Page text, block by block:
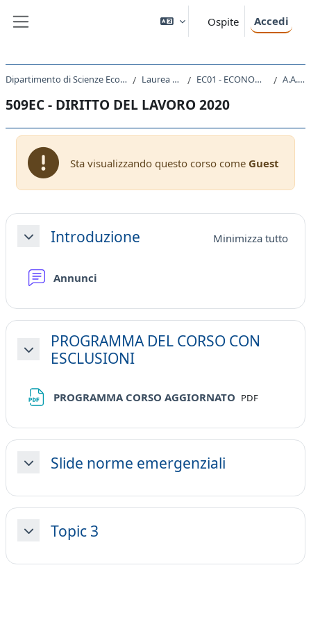
Ospite Accedi
Dipartimento di Scienze Economiche, Aziendali, Matematiche e Statistiche Laurea triennale (DM270) EC01 - ECONOMIA E GESTIONE AZIENDALE A.A. 2020 - 2021
509EC - DIRITTO DEL LAVORO 2020
Sta visualizzando questo corso come Guest
Schema della sezione
MinimizzaIntroduzione Minimizza tutto
Annunci
Minimizza
PROGRAMMA DEL CORSO CON
ESCLUSIONI
PROGRAMMA CORSO AGGIORNATO File
PDF
MinimizzaSlide norme emergenziali
MinimizzaTopic 3